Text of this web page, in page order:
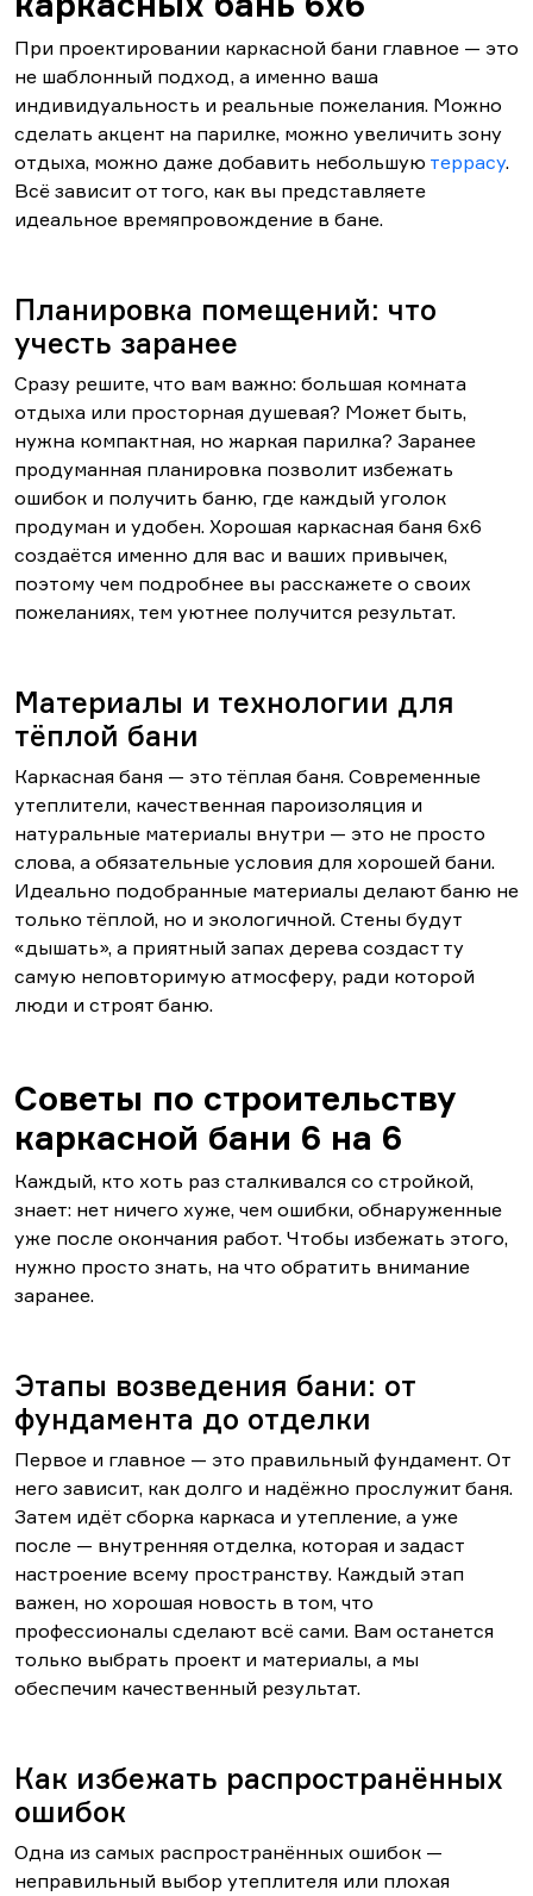
При проектировании каркасной бани главное — это
не шаблонный подход, а именно ваша
индивидуальность и реальные пожелания. Можно
сделать акцент на парилке, можно увеличить зону
отдыха, можно даже добавить небольшую террасу.
Всё зависит от того, как вы представляете
идеальное времяпровождение в бане.
Планировка помещений: что
учесть заранее
Сразу решите, что вам важно: большая комната
отдыха или просторная душевая? Может быть,
нужна компактная, но жаркая парилка? Заранее
продуманная планировка позволит избежать
ошибок и получить баню, где каждый уголок
продуман и удобен. Хорошая каркасная баня 6х6
создаётся именно для вас и ваших привычек,
поэтому чем подробнее вы расскажете о своих
пожеланиях, тем уютнее получится результат.
Материалы и технологии для
тёплой бани
Каркасная баня — это тёплая баня. Современные
утеплители, качественная пароизоляция и
натуральные материалы внутри — это не просто
слова, а обязательные условия для хорошей бани.
Идеально подобранные материалы делают баню не
только тёплой, но и экологичной. Стены будут
«дышать», а приятный запах дерева создаст ту
самую неповторимую атмосферу, ради которой
люди и строят баню.
Советы по строительству
каркасной бани 6 на 6
Каждый, кто хоть раз сталкивался со стройкой,
знает: нет ничего хуже, чем ошибки, обнаруженные
уже после окончания работ. Чтобы избежать этого,
нужно просто знать, на что обратить внимание
заранее.
Этапы возведения бани: от
фундамента до отделки
Первое и главное — это правильный фундамент. От
него зависит, как долго и надёжно прослужит баня.
Затем идёт сборка каркаса и утепление, а уже
после — внутренняя отделка, которая и задаст
настроение всему пространству. Каждый этап
важен, но хорошая новость в том, что
профессионалы сделают всё сами. Вам останется
только выбрать проект и материалы, а мы
обеспечим качественный результат.
Как избежать распространённых
ошибок
Одна из самых распространённых ошибок —
неправильный выбор утеплителя или плохая